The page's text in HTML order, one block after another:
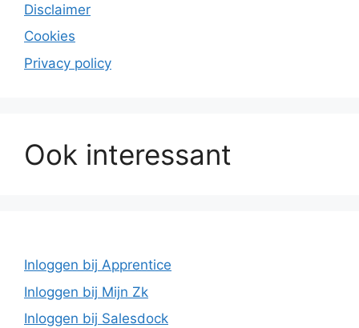
Disclaimer
Cookies
Privacy policy
Ook interessant
Inloggen bij Apprentice
Inloggen bij Mijn Zk
Inloggen bij Salesdock